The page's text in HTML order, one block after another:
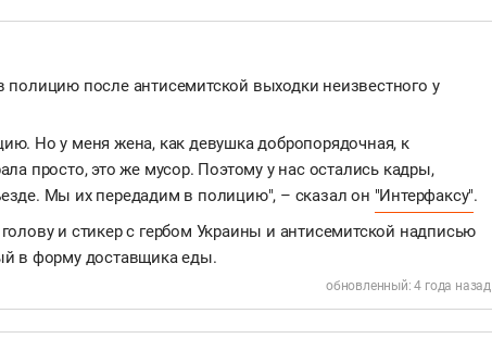
полицию после антисемитской выходки неизвестного у
Но у меня жена, как девушка добропорядочная, к
просто, это же мусор. Поэтому у нас остались кадры,
Мы их передадим в полицию", – сказал он "Интерфаксу".
и стикер с гербом Украины и антисемитской надписью
в форму доставщика еды.
обновленный: 4 года назад